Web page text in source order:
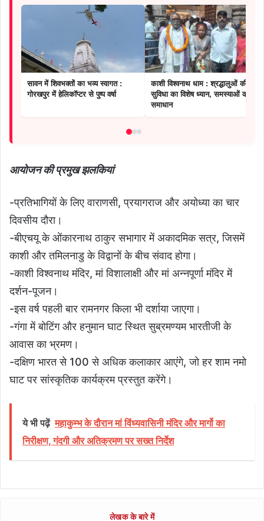
सावन में शिवभक्तों का भव्य स्वागत :
गोरखपुर में हेलिकॉप्टर से पुष्प वर्षा
काशी विश्वनाथ धाम : श्रद्धालुओं की
सुविधा का विशेष ध्यान, समस्याओं का
समाधान
आयोजन की प्रमुख झलकियां
-प्रतिभागियों के लिए वाराणसी, प्रयागराज और अयोध्या का चार
दिवसीय दौरा।
-बीएचयू के ओंकारनाथ ठाकुर सभागार में अकादमिक सत्र, जिसमें
काशी और तमिलनाडु के विद्वानों के बीच संवाद होगा।
-काशी विश्वनाथ मंदिर, मां विशालाक्षी और मां अन्नपूर्णा मंदिर में
दर्शन-पूजन।
-इस वर्ष पहली बार रामनगर किला भी दर्शाया जाएगा।
-गंगा में बोटिंग और हनुमान घाट स्थित सुब्रमण्यम भारतीजी के
आवास का भ्रमण।
-दक्षिण भारत से 100 से अधिक कलाकार आएंगे, जो हर शाम नमो
घाट पर सांस्कृतिक कार्यक्रम प्रस्तुत करेंगे।
ये भी पढ़ें महाकुम्भ के दौरान मां विंध्यवासिनी मंदिर और मार्गो का
निरीक्षण, गंदगी और अतिक्रमण पर सख्त निर्देश